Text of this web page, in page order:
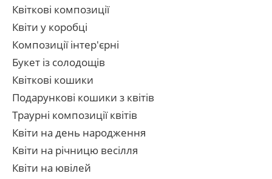
Квіткові композиції
Квіти у коробці
Композиції інтер'єрні
Букет із солодощів
Квіткові кошики
Подарункові кошики з квітів
Траурні композиції квітів
Квіти на день народження
Квіти на річницю весілля
Квіти на ювілей